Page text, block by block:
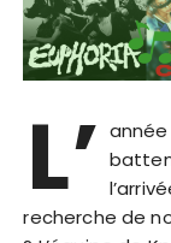
L’
recherche de